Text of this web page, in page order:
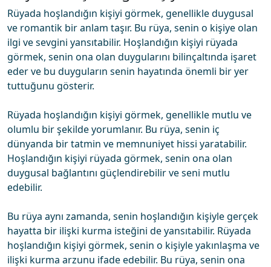
Rüyada hoşlandığın kişiyi görmek, genellikle duygusal
ve romantik bir anlam taşır. Bu rüya, senin o kişiye olan
ilgi ve sevgini yansıtabilir. Hoşlandığın kişiyi rüyada
görmek, senin ona olan duygularını bilinçaltında işaret
eder ve bu duyguların senin hayatında önemli bir yer
tuttuğunu gösterir.
Rüyada hoşlandığın kişiyi görmek, genellikle mutlu ve
olumlu bir şekilde yorumlanır. Bu rüya, senin iç
dünyanda bir tatmin ve memnuniyet hissi yaratabilir.
Hoşlandığın kişiyi rüyada görmek, senin ona olan
duygusal bağlantını güçlendirebilir ve seni mutlu
edebilir.
Bu rüya aynı zamanda, senin hoşlandığın kişiyle gerçek
hayatta bir ilişki kurma isteğini de yansıtabilir. Rüyada
hoşlandığın kişiyi görmek, senin o kişiyle yakınlaşma ve
ilişki kurma arzunu ifade edebilir. Bu rüya, senin ona